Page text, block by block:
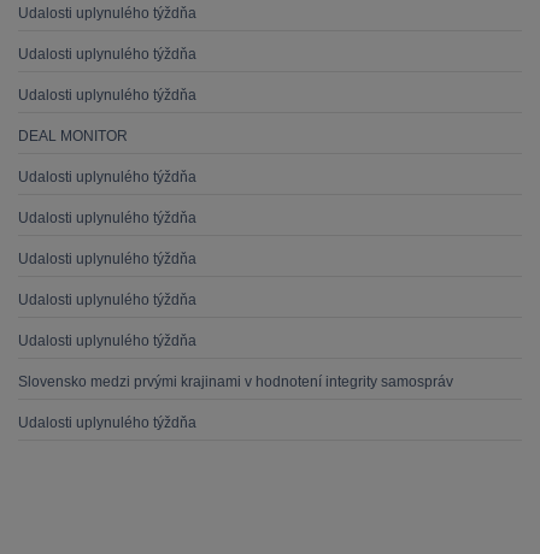
Udalosti uplynulého týždňa
Udalosti uplynulého týždňa
Udalosti uplynulého týždňa
DEAL MONITOR
Udalosti uplynulého týždňa
Udalosti uplynulého týždňa
Udalosti uplynulého týždňa
Udalosti uplynulého týždňa
Udalosti uplynulého týždňa
Slovensko medzi prvými krajinami v hodnotení integrity samospráv
Udalosti uplynulého týždňa